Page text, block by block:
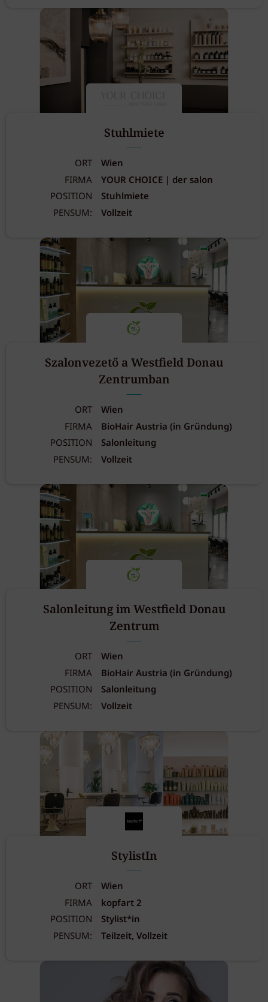
Stuhlmiete
ORT
Wien
FIRMA
YOUR CHOICE | der salon
POSITION
Stuhlmiete
PENSUM:
Vollzeit
Szalonvezető a Westfield Donau
Zentrumban
ORT
Wien
FIRMA
BioHair Austria (in Gründung)
POSITION
Salonleitung
PENSUM:
Vollzeit
Salonleitung im Westfield Donau
Zentrum
ORT
Wien
FIRMA
BioHair Austria (in Gründung)
POSITION
Salonleitung
PENSUM:
Vollzeit
StylistIn
ORT
Wien
FIRMA
kopfart 2
POSITION
Stylist*in
PENSUM:
Teilzeit, Vollzeit